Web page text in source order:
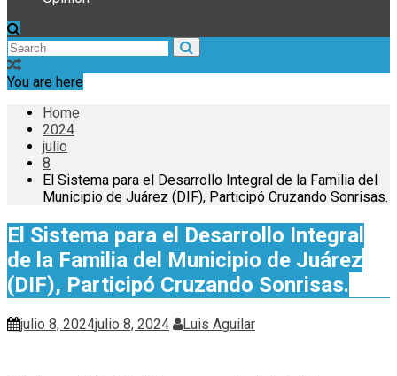
You are here
Home
2024
julio
8
El Sistema para el Desarrollo Integral de la Familia del
Municipio de Juárez (DIF), Participó Cruzando Sonrisas.
El Sistema para el Desarrollo Integral
de la Familia del Municipio de Juárez
(DIF), Participó Cruzando Sonrisas.
julio 8, 2024julio 8, 2024 Luis Aguilar